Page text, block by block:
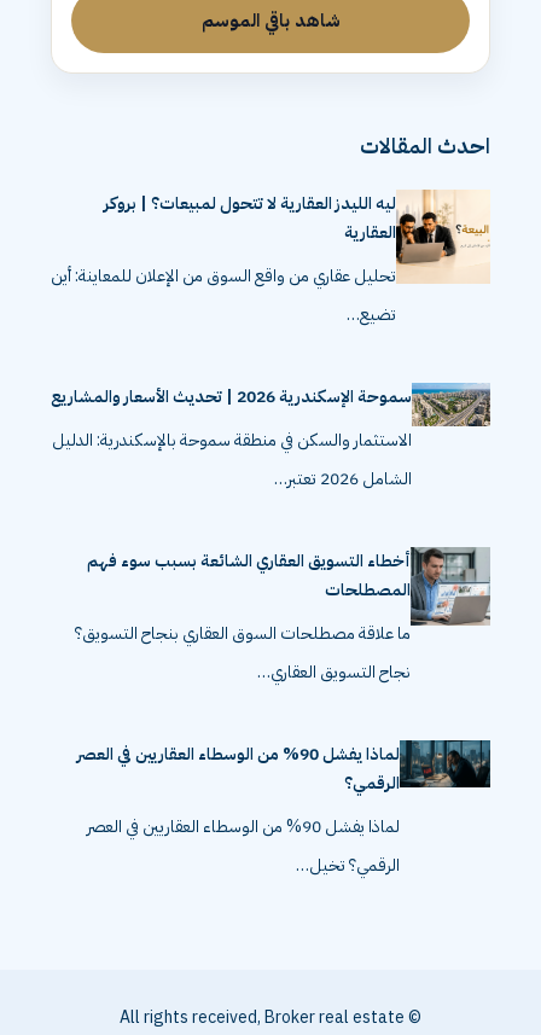
شاهد باقي الموسم
احدث المقالات
ليه الليدز العقارية لا تتحول لمبيعات؟ | بروكر
العقارية
تحليل عقاري من واقع السوق من الإعلان للمعاينة: أين
تضيع…
سموحة الإسكندرية 2026 | تحديث الأسعار والمشاريع
الاستثمار والسكن في منطقة سموحة بالإسكندرية: الدليل
الشامل 2026 تعتبر…
أخطاء التسويق العقاري الشائعة بسبب سوء فهم
المصطلحات
ما علاقة مصطلحات السوق العقاري بنجاح التسويق؟
نجاح التسويق العقاري…
لماذا يفشل 90% من الوسطاء العقاريين في العصر
الرقمي؟
لماذا يفشل 90% من الوسطاء العقاريين في العصر
الرقمي؟ تخيل…
© All rights received, Broker real estate